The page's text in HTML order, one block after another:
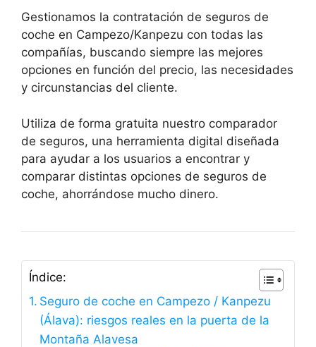
Gestionamos la contratación de seguros de
coche en Campezo/Kanpezu con todas las
compañías, buscando siempre las mejores
opciones en función del precio, las necesidades
y circunstancias del cliente.
Utiliza de forma gratuita nuestro comparador
de seguros, una herramienta digital diseñada
para ayudar a los usuarios a encontrar y
comparar distintas opciones de seguros de
coche, ahorrándose mucho dinero.
Índice:
Seguro de coche en Campezo / Kanpezu
(Álava): riesgos reales en la puerta de la
Montaña Alavesa